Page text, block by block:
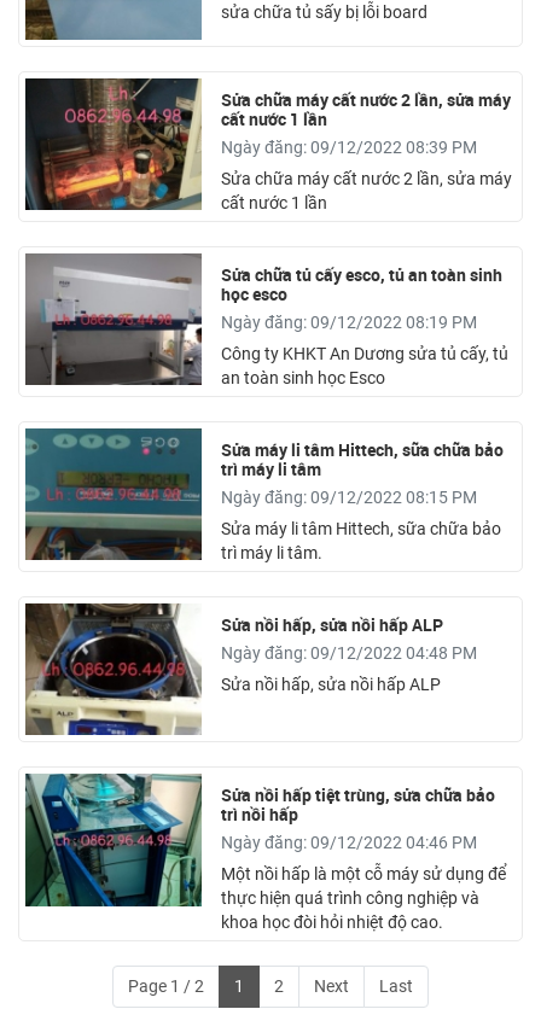
sửa chữa tủ sấy bị lỗi board
Sửa chữa máy cất nước 2 lần, sửa máy
cất nước 1 lần
Ngày đăng: 09/12/2022 08:39 PM
Sửa chữa máy cất nước 2 lần, sửa máy
cất nước 1 lần
Sửa chữa tủ cấy esco, tủ an toàn sinh
học esco
Ngày đăng: 09/12/2022 08:19 PM
Công ty KHKT An Dương sửa tủ cấy, tủ
an toàn sinh học Esco
Sửa máy li tâm Hittech, sữa chữa bảo
trì máy li tâm
Ngày đăng: 09/12/2022 08:15 PM
Sửa máy li tâm Hittech, sữa chữa bảo
trì máy li tâm.
Sửa nồi hấp, sửa nồi hấp ALP
Ngày đăng: 09/12/2022 04:48 PM
Sửa nồi hấp, sửa nồi hấp ALP
Sửa nồi hấp tiệt trùng, sửa chữa bảo
trì nồi hấp
Ngày đăng: 09/12/2022 04:46 PM
Một nồi hấp là một cỗ máy sử dụng để
thực hiện quá trình công nghiệp và
khoa học đòi hỏi nhiệt độ cao.
Page 1 / 2 1 2 Next Last